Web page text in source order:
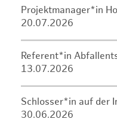
Projektmanager*in
20.07.2026
Referent*in
13.07.2026
Schlosser*in auf der
30.06.2026